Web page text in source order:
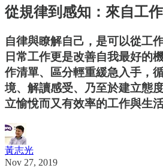
從規律到感知：來自工
自律與瞭解自己，是可以從工
日常工作更是改善自我最好的
作清單、區分輕重緩急入手，
境、解讀感受、乃至於建立態
立愉悅而又有效率的工作與生活
黃志光
Nov 27, 2019